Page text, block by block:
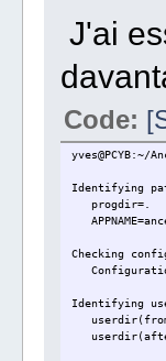
J'ai
Code:
Identifying
progdir=.
Checking
Identifying
userdir(from
userdir(after